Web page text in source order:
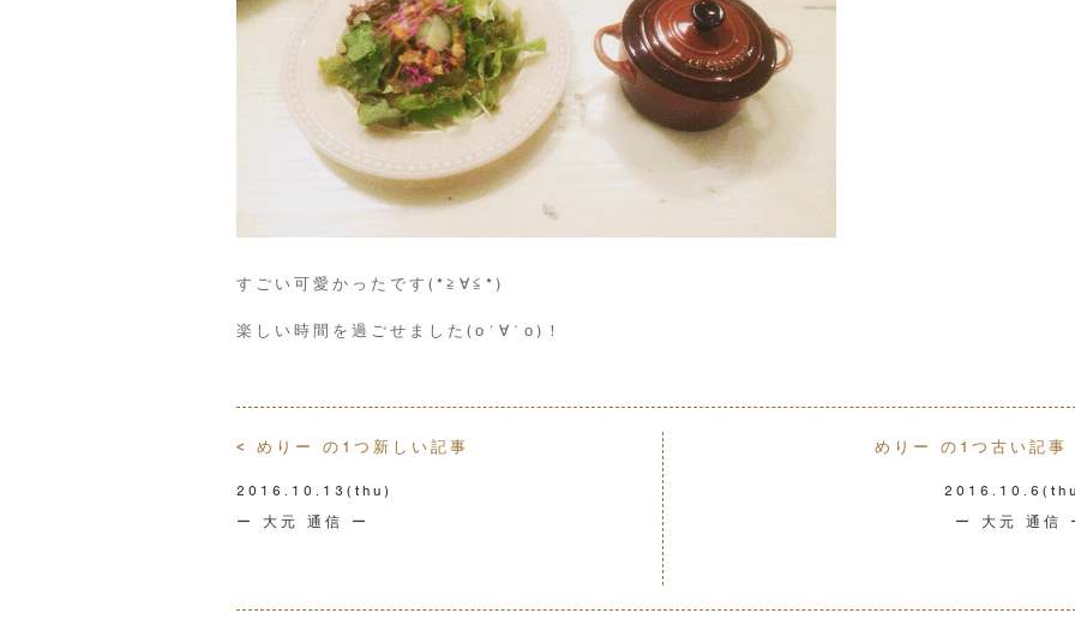
すごい可愛かったです(*≧∀≦*)
楽しい時間を過ごせました(о´∀`о)！
< めりー の1つ新しい記事
2016.10.13 (thu)
ー 大元 通信 ー
めりー の1つ古い記事
2016.10.6
ー 大元 通信